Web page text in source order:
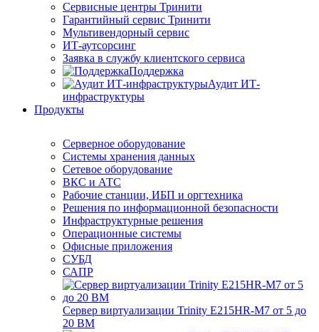
Сервисные центры Тринити
Гарантийный сервис Тринити
Мультивендорный сервис
ИТ-аутсорсинг
Заявка в службу клиентского сервиса
Поддержка
Аудит ИТ-
инфраструктуры
Продукты
Серверное оборудование
Системы хранения данных
Сетевое оборудование
ВКС и АТС
Рабочие станции, ИБП и оргтехника
Решения по информационной безопасности
Инфраструктурные решения
Операционные системы
Офисные приложения
СУБД
САПР
Сервер виртуализации Trinity E215HR-M7 от 5 до
20 ВМ